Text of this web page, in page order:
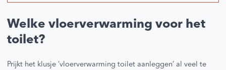
Welke vloerverwarming voor het
toilet?
Prijkt het klusje ‘vloerverwarming toilet aanleggen’ al veel te